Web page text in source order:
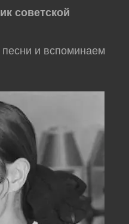
советской
и вспоминаем